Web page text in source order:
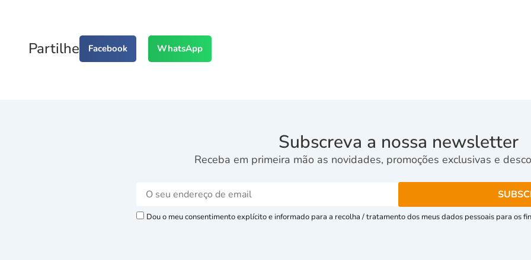
Partilhe Facebook WhatsApp
Subscreva a nossa newsletter
Receba em primeira mão as novidades, promoções exclusivas e
Dou o meu consentimento explícito e informado para a recolha / tratamento dos meus dados pessoais para os